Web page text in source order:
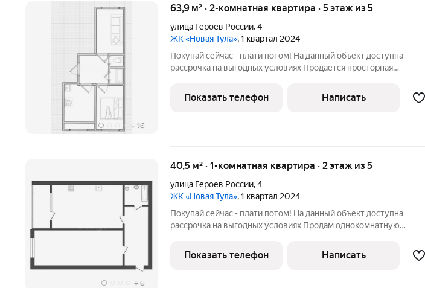
+ 16
63,9 м² · 2-комнатная квартира · 5 этаж из 5
улица Героев России,4
ЖК «Новая Тула», 1 квартал 2024
Покупай сейчас - плати потом! На данный объект доступна
рассрочка на выгодных условиях Продается просторная
всё необходимое для комфортной жизни: магазины, остановка
общественного
Показать телефон Написать
+ 6
40,5 м² · 1-комнатная квартира · 2 этаж из 5
улица Героев России,4
ЖК «Новая Тула», 1 квартал 2024
Покупай сейчас - плати потом! На данный объект доступна
рассрочка на выгодных условиях Пpoдам однoкoмнaтную
,тeплый. Oтличнaя плaниpовка. Просторнaя куxoнная зoнa 13 кB м
Имеетcя зaстекленный
Показать телефон Написать